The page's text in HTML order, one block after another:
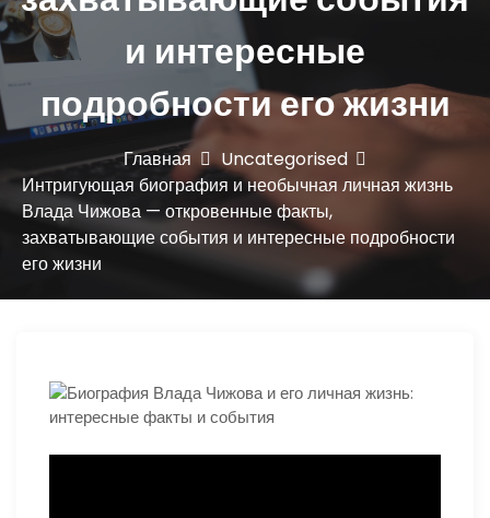
и интересные
подробности его жизни
Главная
Uncategorised
Интригующая биография и необычная личная жизнь
Влада Чижова — откровенные факты,
захватывающие события и интересные подробности
его жизни